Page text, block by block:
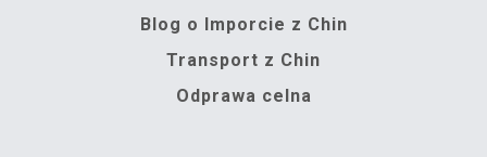
Blog o Imporcie z Chin
Transport z Chin
Odprawa celna